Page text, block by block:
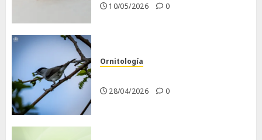
10/05/2026 0
Ornitología
28/04/2026 0